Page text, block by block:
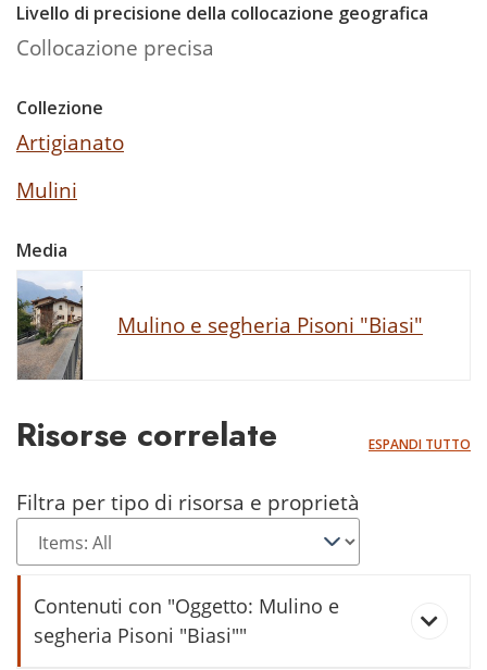
Livello di precisione della collocazione geografica
Collocazione precisa
Collezione
Artigianato
Mulini
Media
Mulino e segheria Pisoni "Biasi"
Risorse correlate ESPANDI TUTTO
Filtra per tipo di risorsa e proprietà
Contenuti con "Oggetto: Mulino e
segheria Pisoni "Biasi""